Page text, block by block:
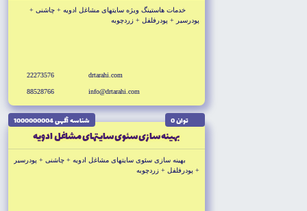
خدمات هاستينگ ويژه سايتهاى مشاغل ادويه + چاشنى +
پودرسير + پودرفلفل + زردچوبه
drtarahi.com
info@drtarahi.com
22273576
88528766
توان 0 شناسه آگهى 1000000004
بهينه سازى سئوى سايتهاى مشاغل ادويه
بهينه سازى سئوى سايتهاى مشاغل ادويه + چاشنى + پودرسير
+ پودرفلفل + زردچوبه